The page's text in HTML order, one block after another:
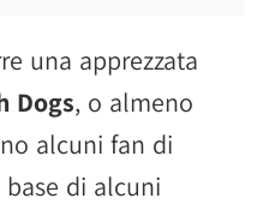
una apprezzata
Dogs, o almeno
alcuni fan di
di alcuni